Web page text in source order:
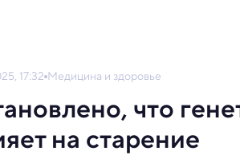
17:32 Медицина и здоровье
что
на старение